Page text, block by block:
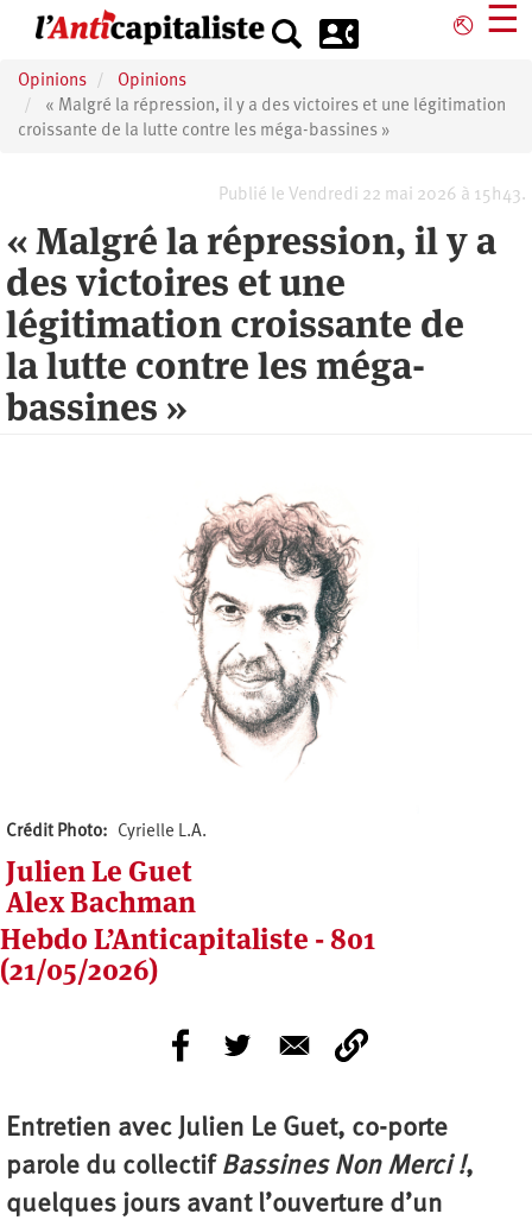
principal
⎋ ☰
Opinions
Opinions
« Malgré la répression, il y a des victoires et une légitimation
croissante de la lutte contre les méga-bassines »
Publié le Vendredi 22 mai 2026 à 15h43.
« Malgré la répression, il y a
des victoires et une
légitimation croissante de
la lutte contre les méga-
bassines »
Crédit Photo Cyrielle L.A.
Julien Le Guet
Alex Bachman
Hebdo L’Anticapitaliste - 801
(21/05/2026)
Entretien avec Julien Le Guet, co-porte
parole du collectif Bassines Non Merci !,
quelques jours avant l’ouverture d’un